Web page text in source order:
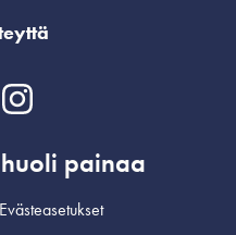
painaa
Evästeasetukset